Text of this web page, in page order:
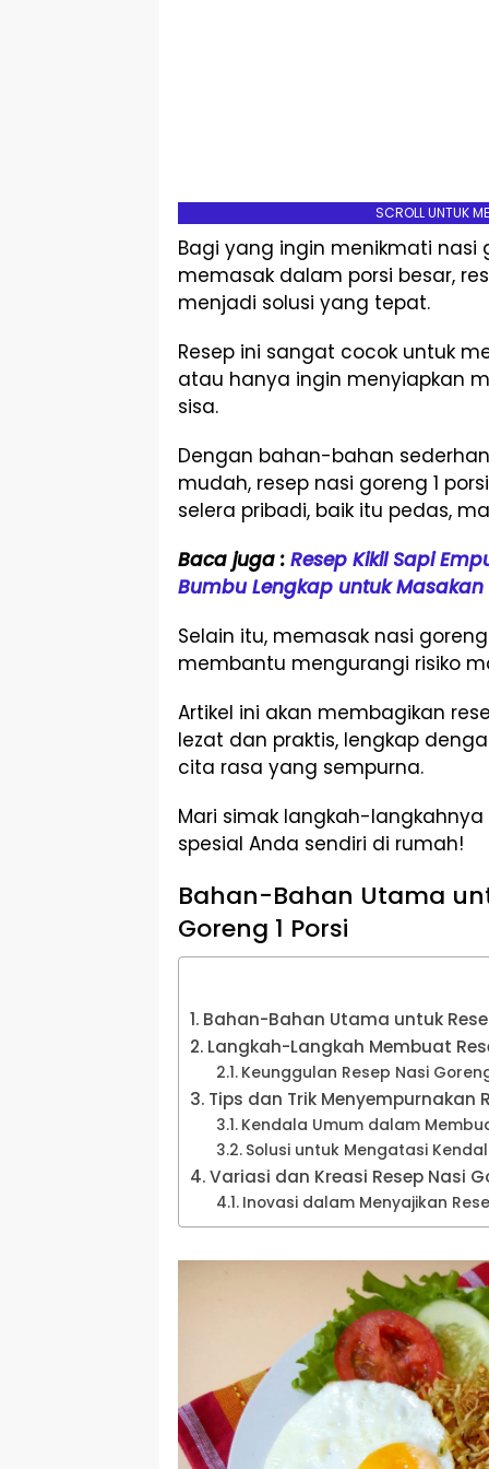
SCROLL UNTUK
Bagi yang ingin menikmati nasi
memasak dalam porsi besar,
menjadi solusi yang tepat.
Resep ini sangat cocok untuk
atau hanya ingin menyiapkan
sisa.
Dengan bahan-bahan
mudah, resep nasi goreng 1
selera pribadi, baik itu pedas,
Baca juga : Resep Kikil Sapi
Bumbu Lengkap untuk
Selain itu, memasak nasi
membantu mengurangi risiko
Artikel ini akan membagikan
lezat dan praktis, lengkap
cita rasa yang sempurna.
Mari simak langkah-
spesial Anda sendiri di rumah!
Bahan-Bahan Utama
Goreng 1 Porsi
Bahan-Bahan Utama untuk
Langkah-Langkah Membuat
Keunggulan Resep Nasi
Tips dan Trik Menyempurnakan
Kendala Umum dalam
Solusi untuk Mengatasi
Variasi dan Kreasi Resep Nasi
Inovasi dalam Menyajikan